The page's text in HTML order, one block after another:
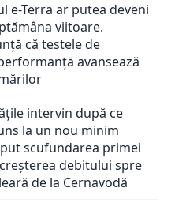
e-Terra ar putea deveni
viitoare.
că testele de
avansează
intervin după ce
la un nou minim
scufundarea primei
debitului spre
de la Cernavodă